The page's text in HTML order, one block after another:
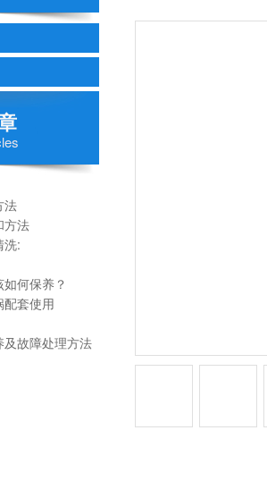
法
方法
洗:
何保养？
套使用
故障处理方法